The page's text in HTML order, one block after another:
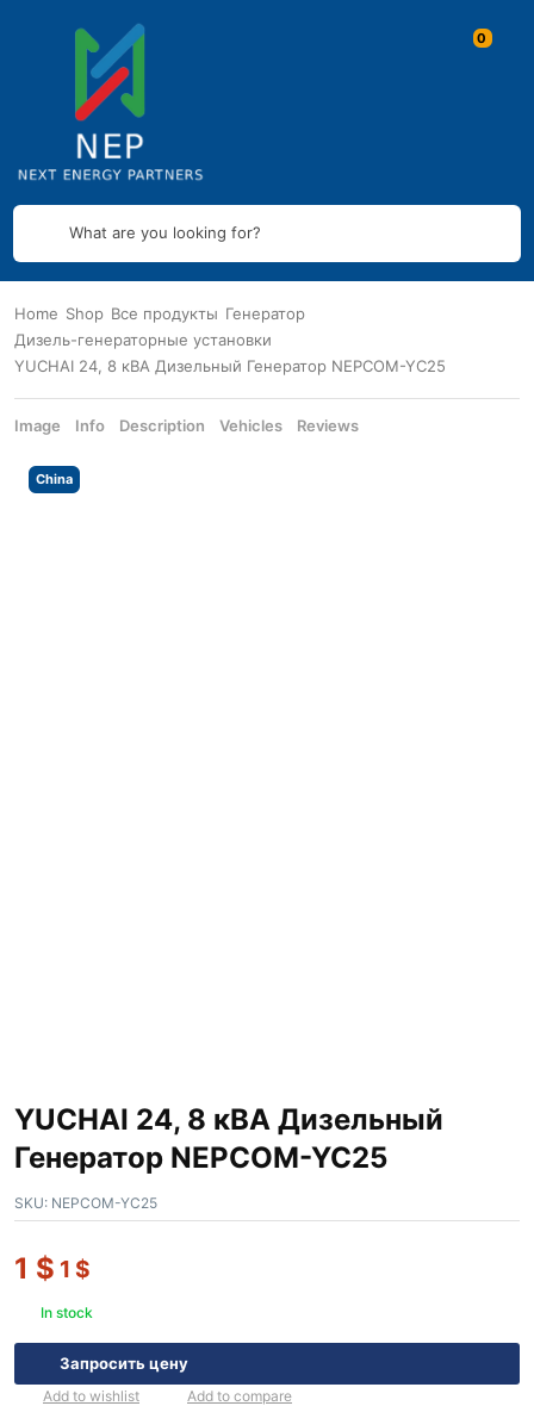
What are you looking for?
Home Shop Все продукты Генератор
Дизель-генераторные установки
YUCHAI 24, 8 кВА Дизельный Генератор NEPCOM-YC25
Image Info Description Vehicles Reviews
China
YUCHAI 24, 8 кВА Дизельный
Генератор NEPCOM-YC25
SKU: NEPCOM-YC25
1 $ 1 $
In stock
Запросить цену
Add to wishlist Add to compare